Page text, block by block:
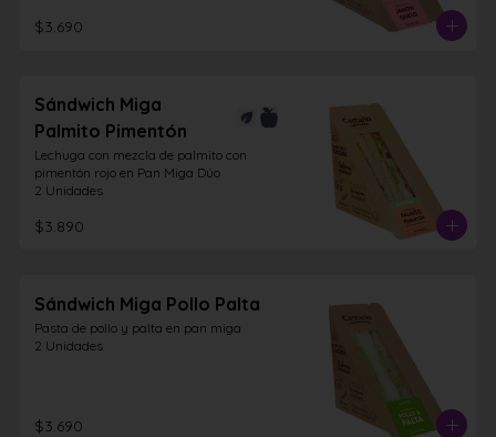
$3.690
Sándwich Miga
Palmito Pimentón
Lechuga con mezcla de palmito con
pimentón rojo en Pan Miga Dúo
2 Unidades
$3.890
Sándwich Miga Pollo Palta
Pasta de pollo y palta en pan miga
2 Unidades
$3.690